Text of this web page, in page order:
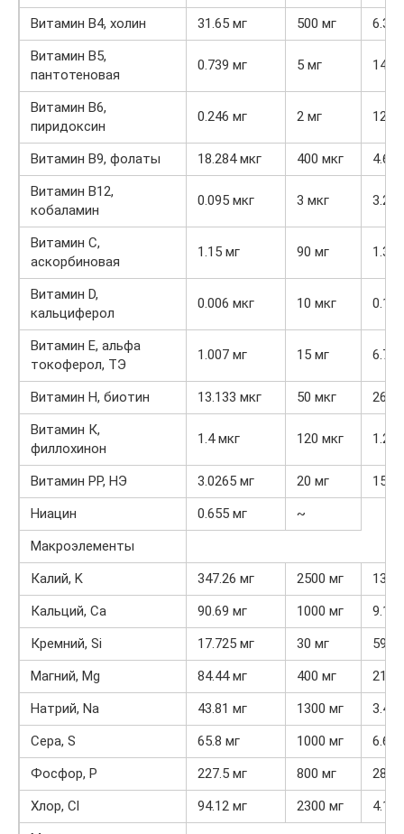
Витамин В4, холин 31.65 мг 500 мг
6.3%
Витамин В5,
пантотеновая
0.739 мг 5 мг
Витамин В6,
пиридоксин
0.246 мг 2 мг
Витамин В9, фолаты 18.284 мкг 400 мкг
4.6%
Витамин В12,
кобаламин
0.095 мкг 3 мкг 3.2%
Витамин C,
аскорбиновая
1.15 мг 90 мг 1.3%
Витамин D,
кальциферол
0.006 мкг 10 мкг 0.1%
Витамин Е, альфа
токоферол, ТЭ
1.007 мг 15 мг 6.7%
Витамин Н, биотин 13.133 мкг 50 мкг
Витамин К,
филлохинон
1.4 мкг 120 мкг 1.2%
Витамин РР, НЭ 3.0265 мг 20 мг
Ниацин
0.655 мг
~
Макроэлементы
Калий, K
347.26 мг 2500 мг
Кальций, Ca
90.69 мг 1000 мг
9.1%
Кремний, Si
17.725 мг 30 мг
Магний, Mg
84.44 мг 400 мг
Натрий, Na
43.81 мг 1300 мг
3.4%
Сера, S
65.8 мг 1000 мг
6.6%
Фосфор, P
227.5 мг 800 мг
Хлор, Cl
94.12 мг 2300 мг
4.1%